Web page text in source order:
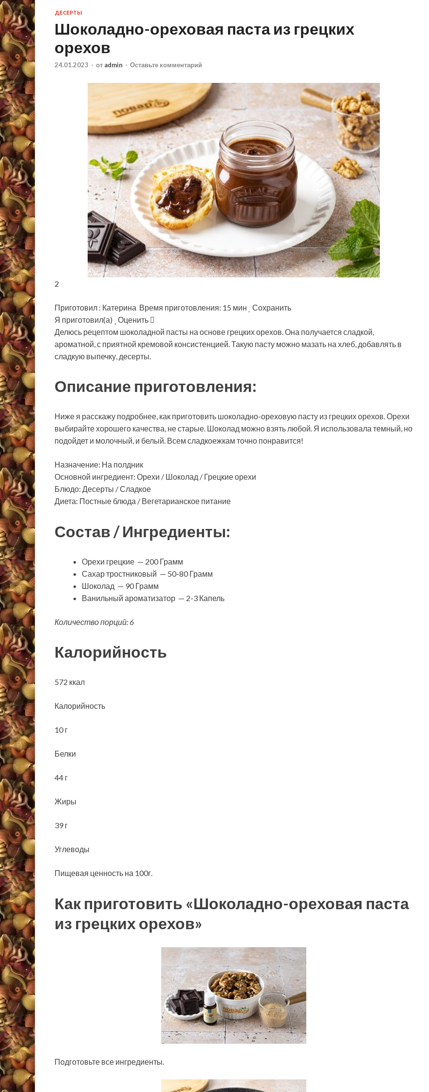
ДЕСЕРТЫ
Шоколадно-ореховая паста из грецких
орехов
24.01.2023 - от admin - Оставьте комментарий
2
Приготовил : Катерина Время приготовления: 15 мин
Сохранить
Я приготовил(а)
Оценить
Делюсь рецептом шоколадной пасты на основе грецких орехов. Она получается сладкой,
ароматной, с приятной кремовой консистенцией. Такую пасту можно мазать на хлеб, добавлять в
сладкую выпечку, десерты.
Описание приготовления:
Ниже я расскажу подробнее, как приготовить шоколадно-ореховую пасту из грецких орехов. Орехи
выбирайте хорошего качества, не старые. Шоколад можно взять любой. Я использовала темный, но
подойдет и молочный, и белый. Всем сладкоежкам точно понравится!
Назначение: На полдник
Основной ингредиент: Орехи / Шоколад / Грецкие орехи
Блюдо: Десерты / Сладкое
Диета: Постные блюда / Вегетарианское питание
Состав / Ингредиенты:
Орехи грецкие — 200 Грамм
Сахар тростниковый — 50-80 Грамм
Шоколад — 90 Грамм
Ванильный ароматизатор — 2-3 Капель
Количество порций: 6
Калорийность
572 ккал
Калорийность
10 г
Белки
44 г
Жиры
39 г
Углеводы
Пищевая ценность на 100г.
Как приготовить «Шоколадно-ореховая паста
из грецких орехов»
Подготовьте все ингредиенты.